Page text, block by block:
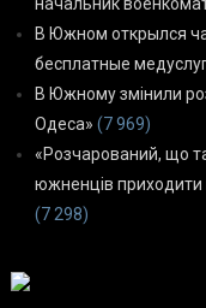
В Южном открылся
бесплатные
В Южному змінили
Одеса» (7 969)
«Розчарований, що
южненців приходити
(7 298)